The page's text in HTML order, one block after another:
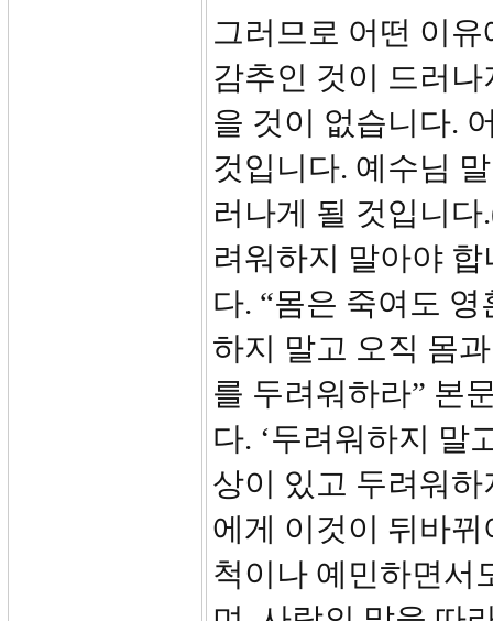
그러므로 어떤 이
감추인 것이 드러
을 것이 없습니다.
것입니다. 예수님
러나게 될 것입니
려워하지 말아야
다. “몸은 죽여도
하지 말고 오직 몸
를 두려워하라” 본
다. ‘두려워하지 말
상이 있고 두려워
에게 이것이 뒤바
척이나 예민하면서